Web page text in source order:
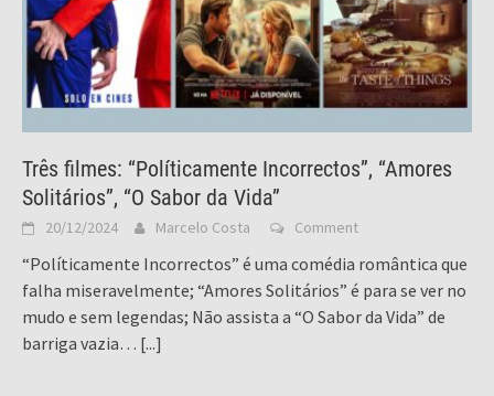
Três filmes: “Políticamente Incorrectos”, “Amores
Solitários”, “O Sabor da Vida”
20/12/2024 Marcelo Costa Comment
“Políticamente Incorrectos” é uma comédia romântica que
falha miseravelmente; “Amores Solitários” é para se ver no
mudo e sem legendas; Não assista a “O Sabor da Vida” de
barriga vazia… [...]